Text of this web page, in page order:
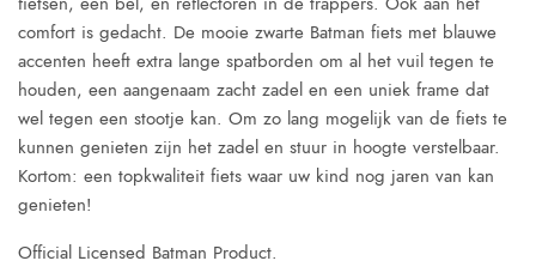
comfort is gedacht. De mooie zwarte Batman fiets met blauwe
accenten heeft extra lange spatborden om al het vuil tegen te
houden, een aangenaam zacht zadel en een uniek frame dat
wel tegen een stootje kan. Om zo lang mogelijk van de fiets te
kunnen genieten zijn het zadel en stuur in hoogte verstelbaar.
Kortom: een topkwaliteit fiets waar uw kind nog jaren van kan
genieten!
Official Licensed Batman Product.